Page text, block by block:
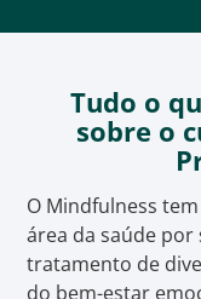
Tudo o
sobre o
O Mindfulness
área da saúde
tratamento de
do bem-estar